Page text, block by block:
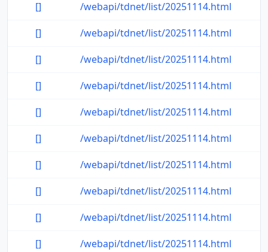
[]
/webapi/tdnet/list/20251114.html
[]
/webapi/tdnet/list/20251114.html
[]
/webapi/tdnet/list/20251114.html
[]
/webapi/tdnet/list/20251114.html
[]
/webapi/tdnet/list/20251114.html
[]
/webapi/tdnet/list/20251114.html
[]
/webapi/tdnet/list/20251114.html
[]
/webapi/tdnet/list/20251114.html
[]
/webapi/tdnet/list/20251114.html
[]
/webapi/tdnet/list/20251114.html